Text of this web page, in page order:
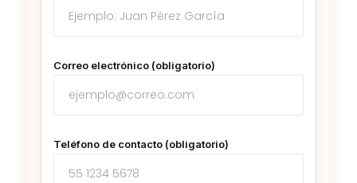
Correo electrónico (obligatorio)
Teléfono de contacto (obligatorio)